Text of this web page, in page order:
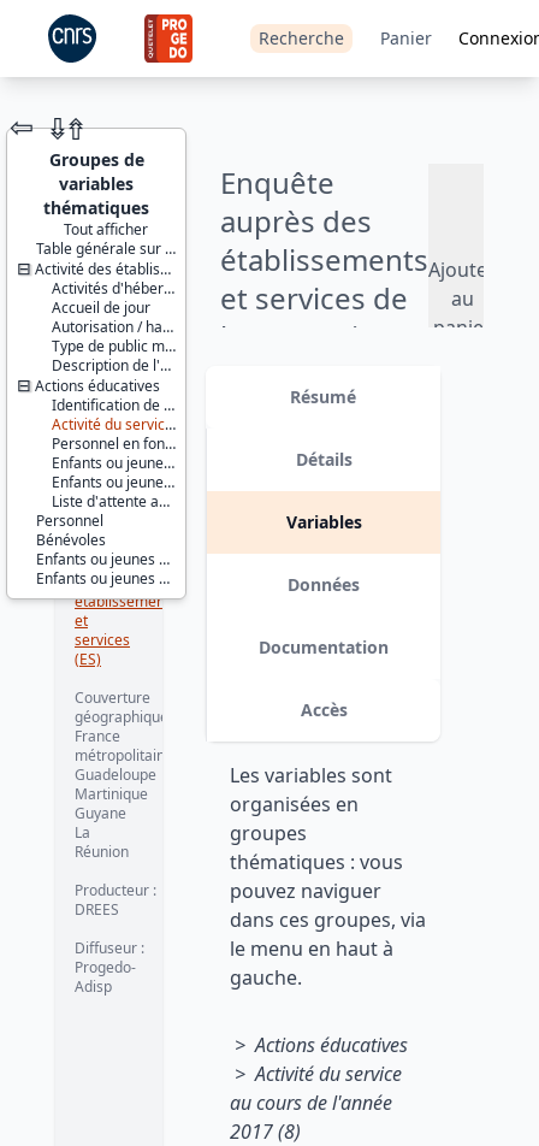
Recherche Panier
JEU DE
DONNÉES
Enquête
auprès des
établissements
et services de
la protection
Ajouter
au
panier
Version 1 date : 2020-07-20
⇦ ⇮⇮
Groupes de
variables
thématiques
Tout afficher
Table générale sur les structures
Activité des établissements
Activités d'hébergement
Accueil de jour
Autorisation / habilitation
Type de public mentionné dans le projet d'établissement
Description de l'hébergement
Actions éducatives
Identification de la structure
Activité du service au cours de l'année 2017
Personnel en fonction au 31/12/2017
Enfants ou jeunes adultes suivis par le service au 31/12/2017
Enfants ou jeunes adultes sortis au cours de l'année 2017
Liste d'attente au 31/12/2017
Personnel
Bénévoles
Enfants ou jeunes adultes accueillis
Enfants ou jeunes adultes sortis
Identifiants :
lil-1405
doi:10.13144/lil-
1405
Thème :
Santé et
protection
sociale
Série :
Enquêtes
établissements
et
services
(ES)
Couverture
géographique :
France
métropolitaine
Guadeloupe
Martinique
Guyane
La
Réunion
Producteur :
DREES
Diffuseur :
Progedo-
Adisp
Résumé
Détails
Variables
Données
Documentation
Accès
Les variables sont
organisées en
groupes
thématiques : vous
pouvez naviguer
dans ces groupes, via
le menu en haut à
gauche.
> Actions éducatives
> Activité du service
au cours de l'année
2017 (8)